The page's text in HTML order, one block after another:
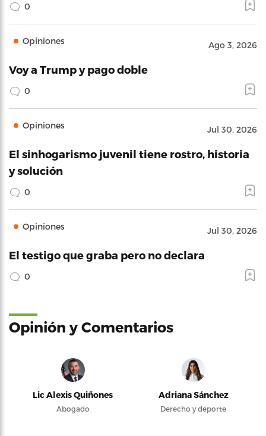
0
Opiniones Ago 3, 2026
Voy a Trump y pago doble
0
Opiniones Jul 30, 2026
El sinhogarismo juvenil tiene rostro, historia
y solución
0
Opiniones Jul 30, 2026
El testigo que graba pero no declara
0
Opinión y Comentarios
Lic Alexis Quiñones
Abogado
Adriana Sánchez
Derecho y deporte